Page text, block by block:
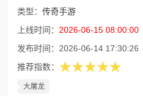
类型： 传奇手游
上线时间： 2026-06-15 08:00:00
发布时间： 2026-06-14 17:30:26
推荐指数： ★★★★★
大屠龙